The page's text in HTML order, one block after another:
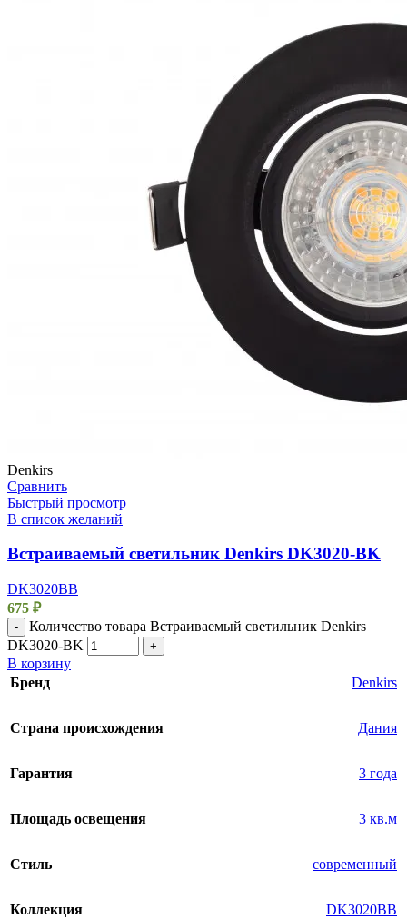
Denkirs
Сравнить
Быстрый просмотр
В список желаний
Встраиваемый светильник Denkirs DK3020-BK
DK3020BВ
675 ₽
-
Количество товара Встраиваемый светильник Denkirs
DK3020-BK
+
В корзину
Бренд
Denkirs
Страна происхождения Дания
Гарантия 3 года
Площадь освещения 3 кв.м
Стиль современный
Коллекция DK3020BВ